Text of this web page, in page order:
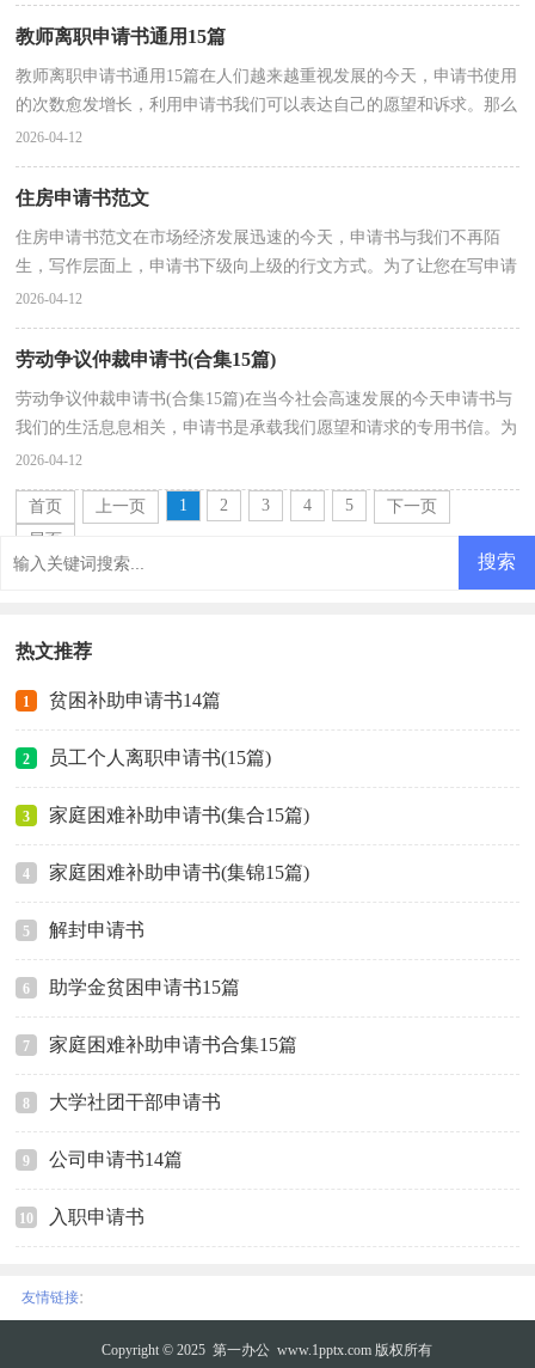
教师离职申请书通用15篇
教师离职申请书通用15篇在人们越来越重视发展的今天，申请书使用
的次数愈发增长，利用申请书我们可以表达自己的愿望和诉求。那么
大家知道正规的申请书怎么写吗？以下是小编精心整...
2026-04-12
住房申请书范文
住房申请书范文在市场经济发展迅速的今天，申请书与我们不再陌
生，写作层面上，申请书下级向上级的行文方式。为了让您在写申请
书中更加简单方便，以下是小编为大家收集的住房申请书...
2026-04-12
劳动争议仲裁申请书(合集15篇)
劳动争议仲裁申请书(合集15篇)在当今社会高速发展的今天申请书与
我们的生活息息相关，申请书是承载我们愿望和请求的专用书信。为
了让您不再为写申请书头疼，以下是小编收集整理...
2026-04-12
首页 上一页 1 2 3 4 5
下一页
尾页
热文推荐
1 贫困补助申请书14篇
2 员工个人离职申请书(15篇)
3 家庭困难补助申请书(集合15篇)
4 家庭困难补助申请书(集锦15篇)
5 解封申请书
6 助学金贫困申请书15篇
7 家庭困难补助申请书合集15篇
8 大学社团干部申请书
9 公司申请书14篇
10 入职申请书
友情链接:
Copyright © 2025 第一办公 www.1pptx.com 版权所有